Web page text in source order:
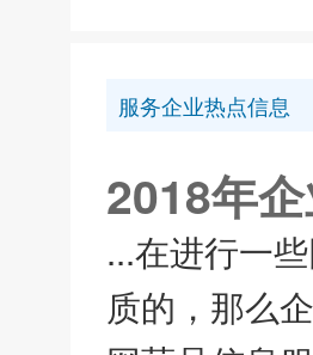
服务企业热点信息
2018年
...在进行一
质的，那么